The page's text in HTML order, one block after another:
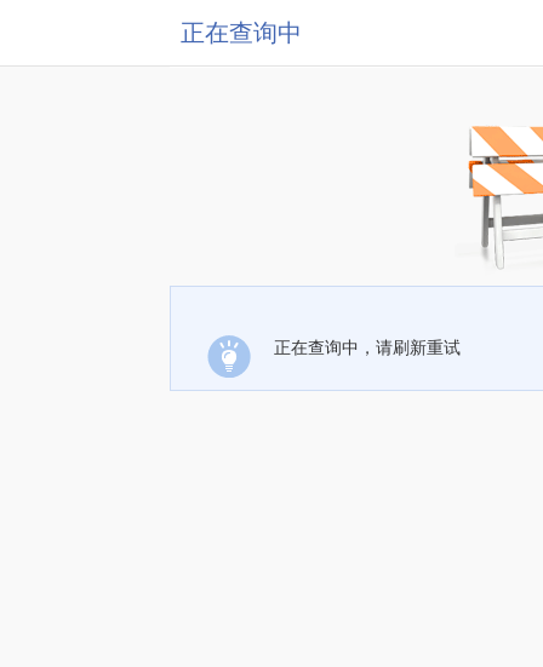
正在查询中
正在查询中，请刷新重试